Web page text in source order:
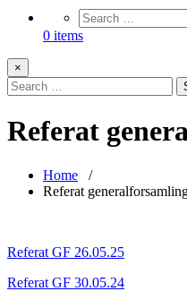
0 items
×
Referat
Home /
Referat
Referat GF 26.05.25
Referat GF 30.05.24